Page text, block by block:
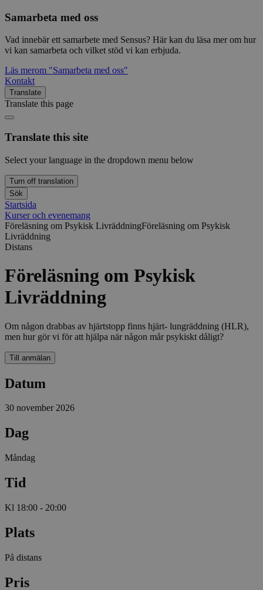
Samarbeta med oss
Vad innebär ett samarbete med Sensus? Här kan du läsa mer om hur
vi kan samarbeta och vilket stöd vi kan erbjuda.
Läs merom "Samarbeta med oss"
Kontakt
Translate
Translate this page
Translate this site
Select your language in the dropdown menu below
Turn off translation
Sök
Startsida
Kurser och evenemang
Föreläsning om Psykisk LivräddningFöreläsning om Psykisk
Livräddning
Distans
Föreläsning om Psykisk
Livräddning
Om någon drabbas av hjärtstopp finns hjärt- lungräddning (HLR),
men hur gör vi för att hjälpa när någon mår psykiskt dåligt?
Till anmälan
Datum
30 november 2026
Dag
Måndag
Tid
Kl 18:00 - 20:00
Plats
På distans
Pris